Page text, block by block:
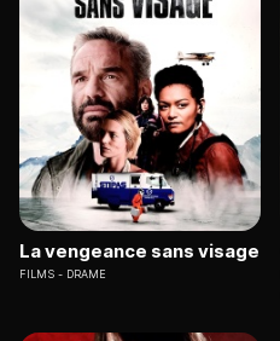
La vengeance sans visage
FILMS DRAME